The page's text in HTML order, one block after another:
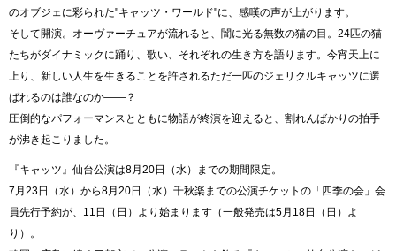
のオブジェに彩られた"キャッツ・ワールド"に、感嘆の声が上がります。
そして開演。オーヴァーチュアが流れると、闇に光る無数の猫の目。24匹の猫
たちがダイナミックに踊り、歌い、それぞれの生き方を語ります。今宵天上に
上り、新しい人生を生きることを許されるただ一匹のジェリクルキャッツに選
ばれるのは誰なのか――？
圧倒的なパフォーマンスとともに物語が終演を迎えると、割れんばかりの拍手
が沸き起こりました。
『キャッツ』仙台公演は8月20日（水）までの期間限定。
7月23日（水）から8月20日（水）千秋楽までの公演チケットの「四季の会」会
員先行予約が、11日（日）より始まります（一般発売は5月18日（日）よ
り）。